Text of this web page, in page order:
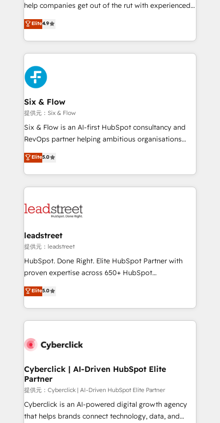
partners who will embed ourselves into your
business, processes and systems 🏢 We specialise in
working with mid-market and enterprise
organisations, global organisations and those with
complex use cases 🏆 CRM Implementation,
Platform Enablement, Custom Integration and
Onboarding Accredited 🔐 ISO27001 & ISO9001
Certified
help companies get out of the rut with experienced,
process-oriented teams implementing HubSpot
Marketing, Sales, Service, CMS and Operations Hub,
so selling and actually engaging with your customers
feels easy and pain-free. We are a top ranked
HubSpot Elite Partner, winner of Rookie of the Year
and Customer First Awards, 4.9/5 rating in HubSpot
Reviews and 4.9/5 rating in Clutch Reviews. Digifianz
helps the following industries: logistics & 3PL, home
improvement & construction, branding and
commercialization, real estate, health, education,
SaaS, Software Dev & IT and consulting, make the
the United States, EU, UAE, Mexico and Latin
America. From casual user to super fan: make
Elite4.9
Six & Flow
提供元：Six & Flow
Six & Flow is an AI-first HubSpot consultancy and
RevOps partner helping ambitious organisations
grow with clarity, confidence, and intelligence.
Operating across the UK, Netherlands, Ireland, and
Canada, we’ve delivered thousands of successful
HubSpot projects for mid-market and enterprise
combine HubSpot, data, and AI to design connected
and technology for predictable, scalable revenue
growth. Our expertise spans RevOps, CRM and data
architecture, AI enablement, and strategic marketing,
delivered through our proprietary FLAIR framework
Partner and ISO 27001:2022 certified consultancy,
we blend strategy, creativity, and technology to help
Elite5.0
leadstreet
提供元：leadstreet
HubSpot. Done Right. Elite HubSpot Partner with
proven expertise across 650+ HubSpot
implementations. With 12+ years of HubSpot
experience, we help you use the HubSpot platform
to its fullest capacity, improve your current HubSpot
website, or build your new one.
Elite5.0
Cyberclick | AI-Driven HubSpot Elite
Partner
提供元：Cyberclick | AI-Driven HubSpot Elite Partner
Cyberclick is an AI-powered digital growth agency
that helps brands connect technology, data, and